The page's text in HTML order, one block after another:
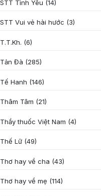
STT Tình Yêu (14)
STT Vui vẻ hài hước (3)
T.T.Kh. (6)
Tản Đà (285)
Tế Hanh (146)
Thâm Tâm (21)
Thầy thuốc Việt Nam (4)
Thế Lữ (49)
Thơ hay về cha (43)
Thơ hay về mẹ (114)